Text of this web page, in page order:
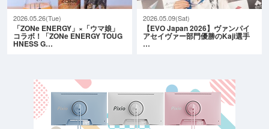
2026.05.26(Tue)
「ZONe ENERGY」×「ウマ娘」
コラボ！「ZONe ENERGY TOUG
HNESS G…
2026.05.09(Sat)
【EVO Japan 2026】ヴァンパイ
アセイヴァー部門優勝のKaji選手
…